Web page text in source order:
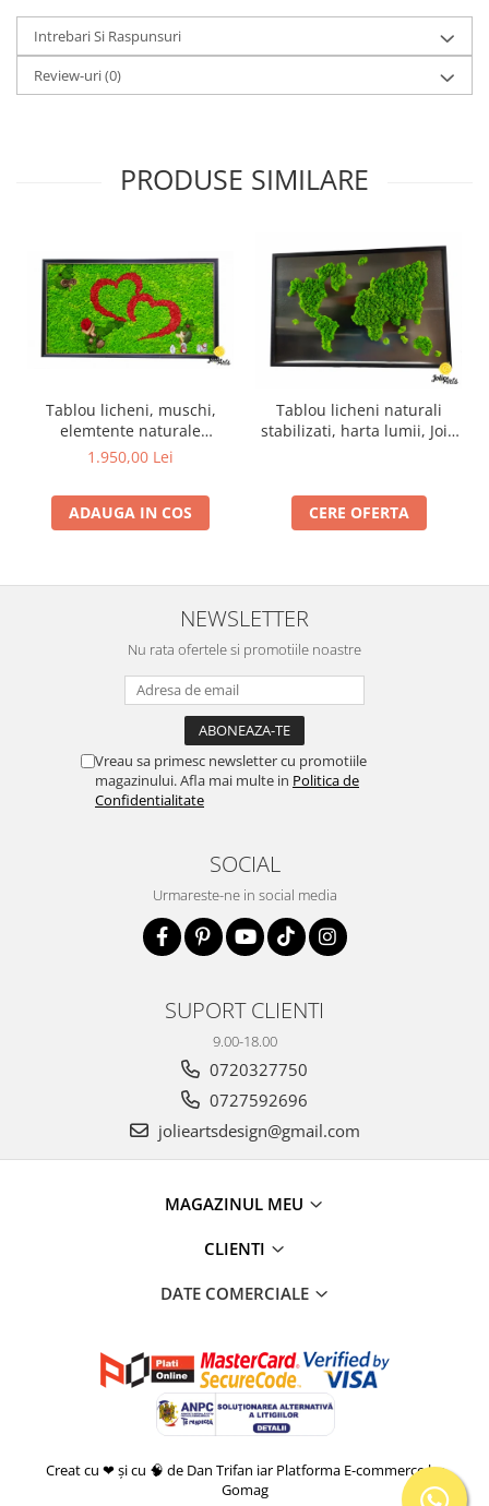
Intrebari Si Raspunsuri
Review-uri(0)
PRODUSE SIMILARE
Tablou licheni, muschi,
elemtente naturale
stabilizate, trandafiri
100 cm
1.950,00 Lei
ADAUGA IN COS
Tablou licheni naturali
stabilizati, harta lumii, Joie
CERE OFERTA
NEWSLETTER
Nu rata ofertele si promotiile noastre
Vreau sa primesc newsletter cu promotiile
magazinului. Afla mai multe in Politica de
Confidentialitate
SOCIAL
Urmareste-ne in social media
SUPORT CLIENTI
9.00-18.00
0720327750
0727592696
jolieartsdesign@gmail.com
MAGAZINUL MEU
CLIENTI
DATE COMERCIALE
Creat cu ❤ și cu 🧠 de Dan Trifan iar Platforma E-commerce by
Gomag